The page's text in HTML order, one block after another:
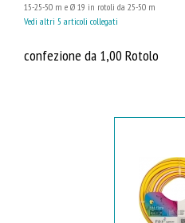
15-25-50 m e Ø 19 in rotoli da 25-50 m
Vedi altri 5 articoli collegati
confezione da 1,00 Rotolo